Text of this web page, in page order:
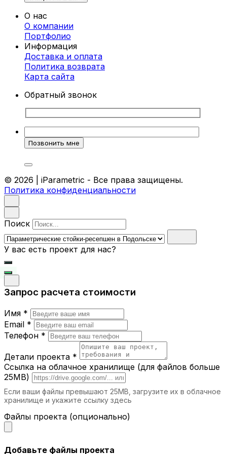
моделирования. Это позволяет создавать
изделия сложной геометрии, которые
идеально вписываются в любой интерьер.
Каждая стойка проектируется индивидуально,
чтобы соответствовать вашим требованиям и
особенностям помещения.
Преимущества параметрических стоек-
Индивидуальный дизайн.Каждая стойка
разрабатывается с учетом
корпоративного стиля и ваших
предпочтений.
Высокое качество материалов.
экологически чистые материалы, которые
гарантируют долговечность.
Эргономика.Наши стойки удобны для
Уникальный внешний вид.
становятся центральным элементом
интерьера, привлекая внимание.
Где можно использовать
параметрические стойки-ресепшен?
Бизнес-центры.Подчеркните статус
современной стойки.
Отели.Первое впечатление гостей
начинается с ресепшн, и наша мебель
помогает создать атмосферу
гостеприимства.
Салоны красоты и спа.Уникальный
дизайн стойки подчеркнет элитность
вашего заведения.
Торговые центры.Функциональные и
привлекательные стойки-ресепшн
идеально подходят для информационных
для регистрации посетителей и создания
О нас
О компании
Портфолио
Информация
Доставка и оплата
Политика возврата
Карта cайта
Обратный звонок
© 2026 | iParametric - Все права защищены.
Политика конфиденциальности
Поиск
У вас есть проект для нас?
Запрос расчета стоимости
Имя *
Email *
Телефон *
Детали проекта *
Ссылка на облачное хранилище (для файлов больше
25MB)
Если ваши файлы превышают 25MB, загрузите их в облачное
хранилище и укажите ссылку здесь
Файлы проекта (опционально)
Добавьте файлы проекта